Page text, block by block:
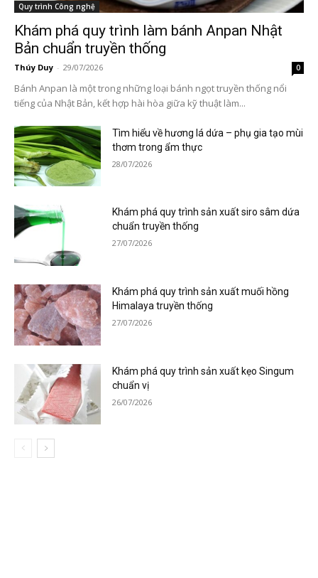
Quy trình Công nghệ
Khám phá quy trình làm bánh Anpan Nhật
Bản chuẩn truyền thống
Thúy Duy - 29/07/2026 0
Bánh Anpan là một trong những loại bánh ngọt truyền thống nổi
tiếng của Nhật Bản, kết hợp hài hòa giữa kỹ thuật làm...
Tìm hiểu về hương lá dứa – phụ gia tạo mùi
thơm trong ẩm thực
28/07/2026
Khám phá quy trình sản xuất siro sâm dứa
chuẩn truyền thống
27/07/2026
Khám phá quy trình sản xuất muối hồng
Himalaya truyền thống
27/07/2026
Khám phá quy trình sản xuất kẹo Singum
chuẩn vị
26/07/2026